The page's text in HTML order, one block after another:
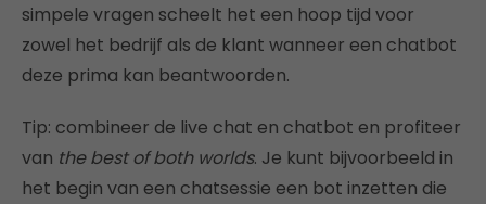
simpele vragen scheelt het een hoop tijd voor
zowel het bedrijf als de klant wanneer een chatbot
deze prima kan beantwoorden.
Tip: combineer de live chat en chatbot en profiteer
van the best of both worlds. Je kunt bijvoorbeeld in
het begin van een chatsessie een bot inzetten die